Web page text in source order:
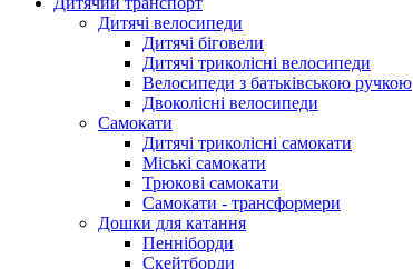
Дитячі велосипеди
Дитячі біговели
Дитячі триколісні велосипеди
Велосипеди з батьківською ручкою
Двоколісні велосипеди
Самокати
Дитячі триколісні самокати
Міські самокати
Трюкові самокати
Самокати - трансформери
Дошки для катання
Пенніборди
Скейтборди